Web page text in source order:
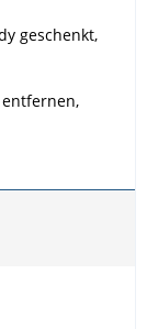
geschenkt,